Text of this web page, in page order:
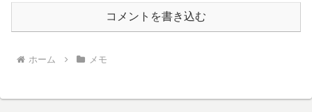
コメントを書き込む
ホーム メモ